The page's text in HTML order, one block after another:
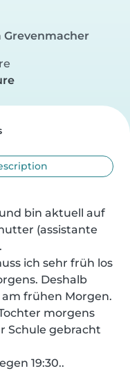
Grevenmacher
bin aktuell auf
(assistante
ich sehr früh los
Deshalb
frühen Morgen.
morgens
Schule gebracht
19:30..